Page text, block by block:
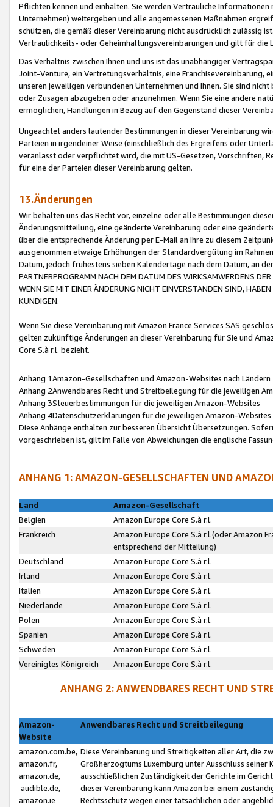
Pflichten kennen und einhalten. Sie werden Vertrauliche
Unternehmen) weitergeben und alle angemessenen Maßnahmen
schützen, die gemäß dieser Vereinbarung nicht ausdrücklich zulässig
Vertraulichkeits- oder Geheimhaltungsvereinbarungen und gilt für die
Das Verhältnis zwischen Ihnen und uns ist das unabhängiger
Joint-Venture, ein Vertretungsverhältnis, eine Franchisevereinbarung,
unseren jeweiligen verbundenen Unternehmen und Ihnen. Sie sind
oder Zusagen abzugeben oder anzunehmen. Wenn Sie eine andere
ermöglichen, Handlungen in Bezug auf den Gegenstand dieser
Ungeachtet anders lautender Bestimmungen in dieser Vereinbarung
Parteien in irgendeiner Weise (einschließlich des Ergreifens oder
veranlasst oder verpflichtet wird, die mit US-Gesetzen, Vorschriften,
für eine der Parteien dieser Vereinbarung gelten.
13.Änderungen
Wir behalten uns das Recht vor, einzelne oder alle Bestimmungen
Änderungsmitteilung, eine geänderte Vereinbarung oder eine
über die entsprechende Änderung per E-Mail an Ihre zu diesem
ausgenommen etwaige Erhöhungen der Standardvergütung im
Datum, jedoch frühestens sieben Kalendertage nach dem Datum, an
PARTNERPROGRAMM NACH DEM DATUM DES WIRKSAMWERDENS
WENN SIE MIT EINER ÄNDERUNG NICHT EINVERSTANDEN SIND,
KÜNDIGEN.
Wenn Sie diese Vereinbarung mit Amazon France Services SAS
gelten zukünftige Änderungen an dieser Vereinbarung für Sie und
Core S.à r.l. bezieht.
Anhang 1Amazon-Gesellschaften und Amazon-Websites nach Ländern
Anhang 2Anwendbares Recht und Streitbeilegung für die jeweiligen
Anhang 3Steuerbestimmungen für die jeweiligen Amazon-Websites
Anhang 4Datenschutzerklärungen für die jeweiligen Amazon-Websites
Diese Anhänge enthalten zur besseren Übersicht Übersetzungen.
vorgeschrieben ist, gilt im Falle von Abweichungen die englische
ANHANG 1: AMAZON-GESELLSCHAFTEN UND
Land
Amazon-Gesellschaft
Belgien
Amazon Europe Core S.à r.l.
Frankreich
Amazon Europe Core S.à r.l.(oder Amazon
entsprechend der Mitteilung)
Deutschland
Amazon Europe Core S.à r.l.
Irland
Amazon Europe Core S.à r.l.
Italien
Amazon Europe Core S.à r.l.
Niederlande
Amazon Europe Core S.à r.l.
Polen
Amazon Europe Core S.à r.l.
Spanien
Amazon Europe Core S.à r.l.
Schweden
Amazon Europe Core S.à r.l.
Vereinigtes Königreich
Amazon Europe Core S.à r.l.
ANHANG 2: ANWENDBARES RECHT UND
Amazon-
Website
Anwendbares Recht und Streitbeilegung
amazon.com.be,
amazon.fr,
amazon.de,
audible.de,
amazon.ie
Diese Vereinbarung und Streitigkeiten aller Art, die
Großherzogtums Luxemburg unter Ausschluss
ausschließlichen Zuständigkeit der Gerichte im
dieser Vereinbarung kann Amazon bei einem
Rechtsschutz wegen einer tatsächlichen oder